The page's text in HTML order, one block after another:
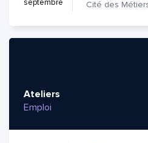
septembre
Ateliers
Emploi